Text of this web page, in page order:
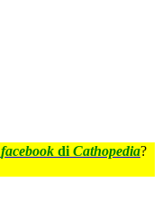
facebook di Cathopedia?